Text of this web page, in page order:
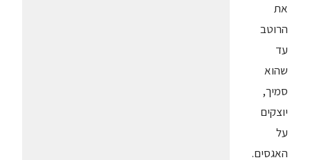
את
הרוטב
עד
שהוא
סמיך,
יוצקים
על
האגסים.